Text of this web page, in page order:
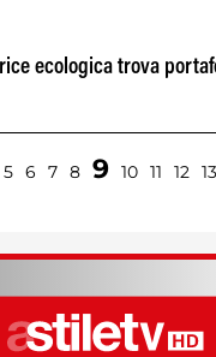
ecologica trova
5 6 7 8 9 10 11 12 13